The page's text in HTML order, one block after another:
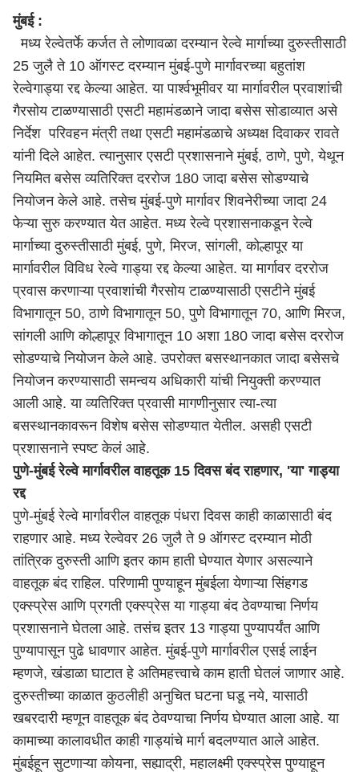
मुंबई :
मध्य रेल्वेतर्फे कर्जत ते लोणावळा दरम्यान रेल्वे मार्गाच्या दुरुस्तीसाठी
25 जुलै ते 10 ऑगस्ट दरम्यान मुंबई-पुणे मार्गावरच्या बहुतांश
रेल्वेगाड्या रद्द केल्या आहेत. या पार्श्वभूमीवर या मार्गावरील प्रवाशांची
गैरसोय टाळण्यासाठी एसटी महामंडळाने जादा बसेस सोडाव्यात असे
निर्देश परिवहन मंत्री तथा एसटी महामंडळाचे अध्यक्ष दिवाकर रावते
यांनी दिले आहेत. त्यानुसार एसटी प्रशासनाने मुंबई, ठाणे, पुणे, येथून
नियमित बसेस व्यतिरिक्त दररोज 180 जादा बसेस सोडण्याचे
नियोजन केले आहे. तसेच मुंबई-पुणे मार्गावर शिवनेरीच्या जादा 24
फेऱ्या सुरु करण्यात येत आहेत. मध्य रेल्वे प्रशासनाकडून रेल्वे
मार्गाच्या दुरुस्तीसाठी मुंबई, पुणे, मिरज, सांगली, कोल्हापूर या
मार्गावरील विविध रेल्वे गाड्या रद्द केल्या आहेत. या मार्गावर दररोज
प्रवास करणाऱ्या प्रवाशांची गैरसोय टाळण्यासाठी एसटीने मुंबई
विभागातून 50, ठाणे विभागातून 50, पुणे विभागातून 70, आणि मिरज,
सांगली आणि कोल्हापूर विभागातून 10 अशा 180 जादा बसेस दररोज
सोडण्याचे नियोजन केले आहे. उपरोक्त बसस्थानकात जादा बसेसचे
नियोजन करण्यासाठी समन्वय अधिकारी यांची नियुक्ती करण्यात
आली आहे. या व्यतिरिक्त प्रवासी मागणीनुसार त्या-त्या
बसस्थानकावरून विशेष बसेस सोडण्यात येतील. असही एसटी
प्रशासनाने स्पष्ट केलं आहे.
पुणे-मुंबई रेल्वे मार्गावरील वाहतूक 15 दिवस बंद राहणार, 'या' गाड्या
रद्द
पुणे-मुंबई रेल्वे मार्गावरील वाहतूक पंधरा दिवस काही काळासाठी बंद
राहणार आहे. मध्य रेल्वेवर 26 जुलै ते 9 ऑगस्ट दरम्यान मोठी
तांत्रिक दुरुस्ती आणि इतर काम हाती घेण्यात येणार असल्याने
वाहतूक बंद राहिल. परिणामी पुण्याहून मुंबईला येणाऱ्या सिंहगड
एक्स्प्रेस आणि प्रगती एक्स्प्रेस या गाड्या बंद ठेवण्याचा निर्णय
प्रशासनाने घेतला आहे. तसंच इतर 13 गाड्या पुण्यापर्यंत आणि
पुण्यापासून पुढे धावणार आहेत. मुंबई-पुणे मार्गावरील एसई लाईन
म्हणजे, खंडाळा घाटात हे अतिमहत्त्वाचे काम हाती घेतलं जाणार आहे.
दुरुस्तीच्या काळात कुठलीही अनुचित घटना घडू नये, यासाठी
खबरदारी म्हणून वाहतूक बंद ठेवण्याचा निर्णय घेण्यात आला आहे. या
कामाच्या कालावधीत काही गाड्यांचे मार्ग बदलण्यात आले आहेत.
मुंबईहून सुटणाऱ्या कोयना, सह्याद्री, महालक्ष्मी एक्स्प्रेस पुण्याहून